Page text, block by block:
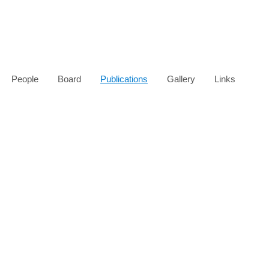
People Board Publications Gallery Links